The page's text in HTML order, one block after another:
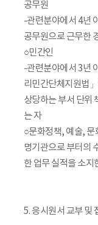
공무원
-관련분야에서 4년
공무원으로 근무한
○민간인
-관련분야에서 3년
리민간단체지원법
상당하는 부서 단위
는 자
○문화정책, 예술, 문
명기관으로 부터의
한 업무 실적을 소지
5. 응시원서 교부 및